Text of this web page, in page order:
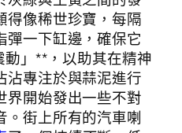
得像稀世珍寶，每隔
彈一下缸邊，確保它
」**，以助其在精神
沾專注於與蒜泥進行
界開始發出一些不對
。街上所有的汽車喇